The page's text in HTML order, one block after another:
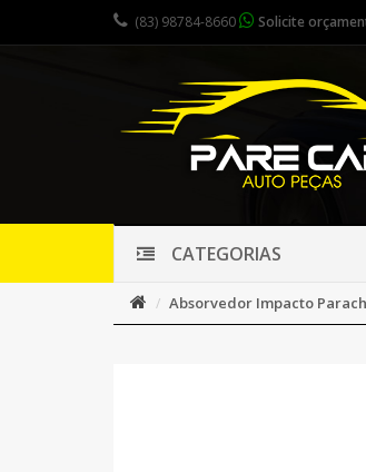
(83) 98784-8660 Solicite
CATEGORIAS
Absorvedor Impacto